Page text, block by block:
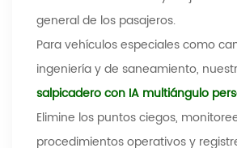
general de los pasajeros.
Para vehículos especiales como
ingeniería y de saneamiento,
salpicadero con IA multiángulo
Elimine los puntos ciegos,
procedimientos operativos y